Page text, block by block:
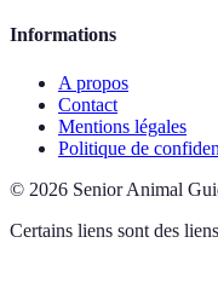
Informations
A propos
Contact
Mentions légales
Politique de
© 2026 Senior Animal
Certains liens sont des